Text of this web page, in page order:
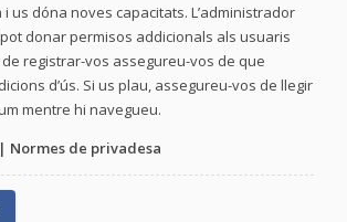
us dóna noves capacitats. L’administrador
donar permisos addicionals als usuaris
registrar-vos assegureu-vos de que
d’ús. Si us plau, assegureu-vos de llegir
mentre hi navegueu.
| Normes de privadesa